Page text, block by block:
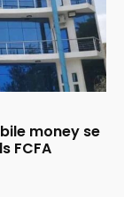
money se
FCFA